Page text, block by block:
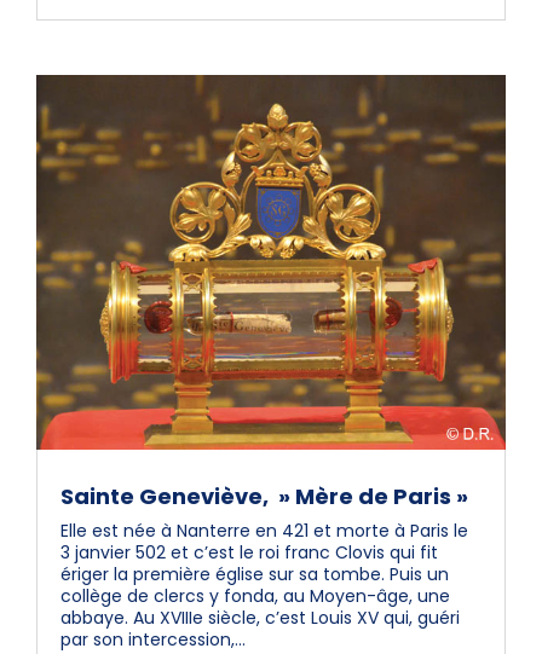
Sainte Geneviève, » Mère de Paris »
Elle est née à Nanterre en 421 et morte à Paris le
3 janvier 502 et c’est le roi franc Clovis qui fit
ériger la première église sur sa tombe. Puis un
collège de clercs y fonda, au Moyen-âge, une
abbaye. Au XVIIIe siècle, c’est Louis XV qui, guéri
par son intercession,...